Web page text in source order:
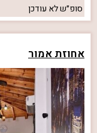
סופ״שלא עודכן
אחוזת אמור